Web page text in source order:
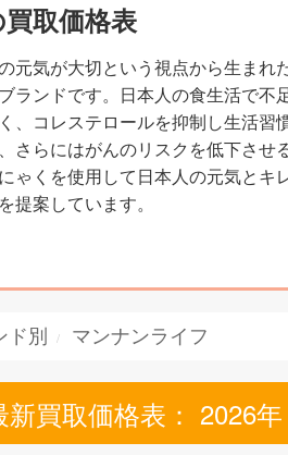
取価格表
元気が大切という視点から生まれ
ランドです。日本人の食生活で不
、コレステロールを抑制し生活習
さらにはがんのリスクを低下させ
ゃくを使用して日本人の元気とキ
提案しています。
ド別 マンナンライフ
新買取価格表： 2026